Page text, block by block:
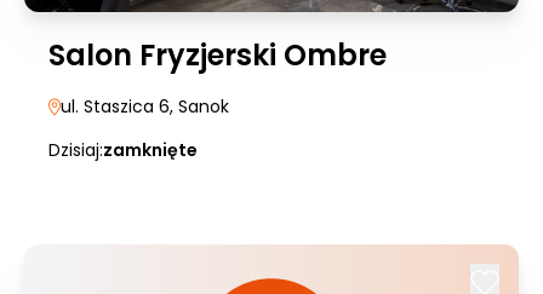
Salon Fryzjerski Ombre
ul. Staszica 6, Sanok
Dzisiaj:zamknięte